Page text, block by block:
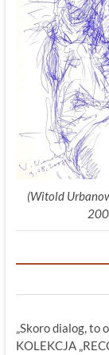
(Witold
„Skoro dialog, to
KOLEKCJA